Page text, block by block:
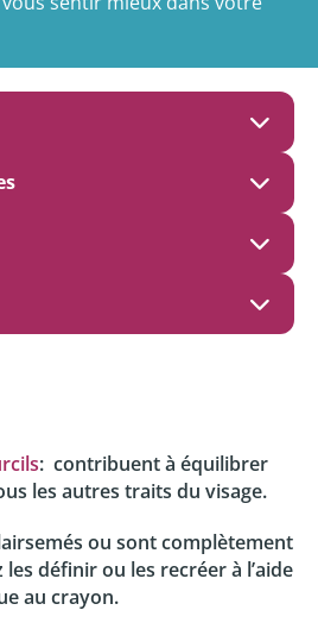
: contribuent à équilibrer
les autres traits du visage.
ou sont complètement
définir ou les recréer à l’aide
au crayon.